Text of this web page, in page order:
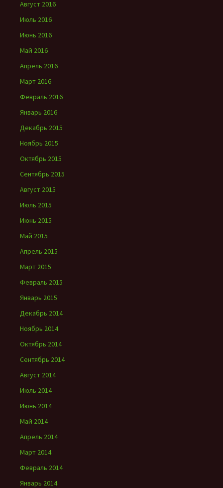
Август 2016
Июль 2016
Июнь 2016
Май 2016
Апрель 2016
Март 2016
Февраль 2016
Январь 2016
Декабрь 2015
Ноябрь 2015
Октябрь 2015
Сентябрь 2015
Август 2015
Июль 2015
Июнь 2015
Май 2015
Апрель 2015
Март 2015
Февраль 2015
Январь 2015
Декабрь 2014
Ноябрь 2014
Октябрь 2014
Сентябрь 2014
Август 2014
Июль 2014
Июнь 2014
Май 2014
Апрель 2014
Март 2014
Февраль 2014
Январь 2014